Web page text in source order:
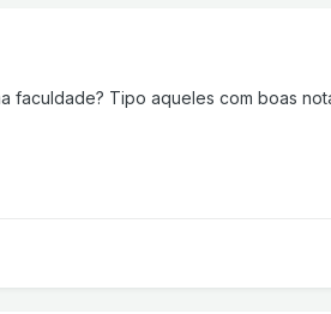
faculdade? Tipo aqueles com boas